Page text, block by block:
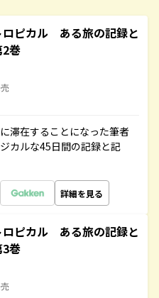
ロピカル ある旅の記録と
巻
滞在することになった筆者
カルな45日間の記録と記
詳細を見る
ロピカル ある旅の記録と
巻